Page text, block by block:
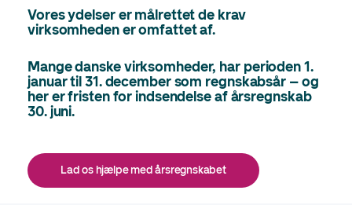
Vores ydelser er målrettet de krav
virksomheden er omfattet af.
Mange danske virksomheder, har perioden 1.
januar til 31. december som regnskabsår – og
her er fristen for indsendelse af årsregnskab
30. juni.
Lad os hjælpe med årsregnskabet